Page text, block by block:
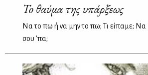
To θαύμα της υπάρξεως
Να το πω ή να μην το πω; Τι είπαμε; Να
σου ’πα;